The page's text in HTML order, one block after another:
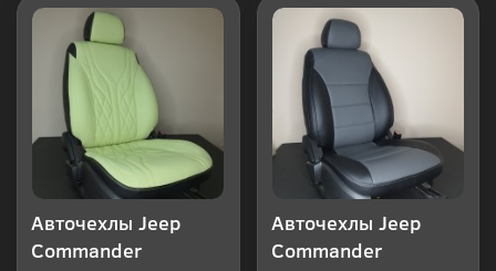
Авточехлы Jeep
Commander
Авточехлы Jeep
Commander